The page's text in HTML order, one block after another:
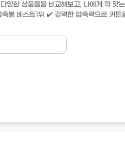
양한 상품들을 비교해보고, 나에게 딱 맞
봉 베스트1위 ✔️ 강력한 압축력으로 커튼